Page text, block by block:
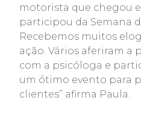
motorista que chegou
participou da Semana
Recebemos muitos
ação. Vários aferiram a
com a psicóloga e
um ótimo evento para
clientes” afirma Paula.